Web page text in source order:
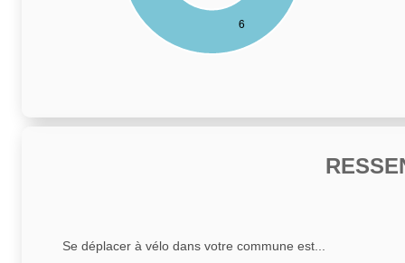
Se déplacer à vélo dans votre commune est...